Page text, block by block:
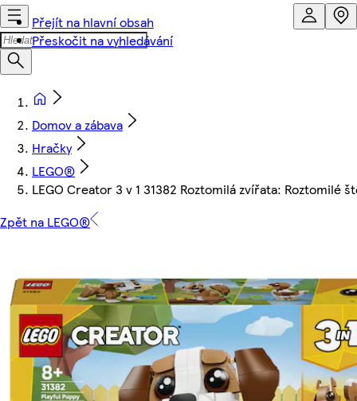
Přejít na hlavní obsah
Přeskočit na vyhledávání
Domov a zábava
Hračky
LEGO®
LEGO Creator 3 v 1 31382 Roztomilá zvířata: Roztomilé
Zpět na LEGO®